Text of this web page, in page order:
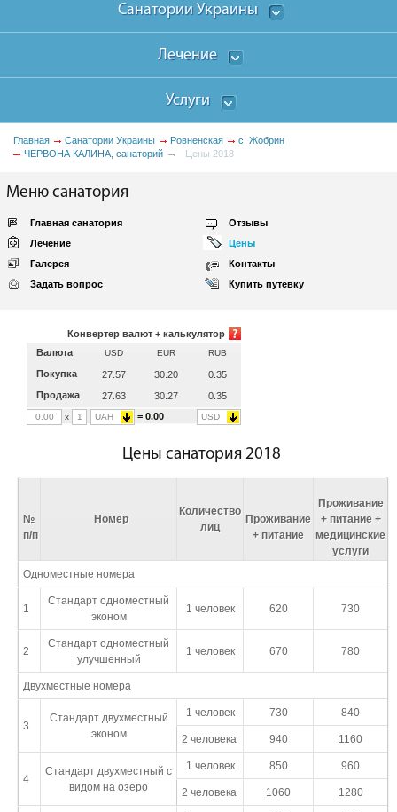
Санатории Украины
Лечение
Услуги
Главная Санатории Украины Ровненская
с. Жобрин
ЧЕРВОНА КАЛИНА, санаторий
Цены 2018
Меню санатория
Главная санатория
Отзывы
Лечение
Цены
Галерея
Контакты
Задать вопрос
Купить путевку
Конвертер валют + калькулятор
Валюта
Покупка
Продажа
USD
27.57
27.63
EUR
30.20
30.27
RUB
0.35
0.35
x UAH = 0.00 USD
Цены санатория 2018
№
п/п
Номер
Количество
лиц
Проживание
+ питание
Проживание
+ питание +
медицинские
услуги
Одноместные номера
1
Стандарт одноместный
эконом
1 человек 620 730
2
Стандарт одноместный
улучшенный
1 человек 670 780
Двухместные номера
3
Стандарт двухместный
эконом
1 человек 730 840
2 человека 940 1160
4
Стандарт двухместный с
видом на озеро
1 человек 850 960
2 человека 1060 1280